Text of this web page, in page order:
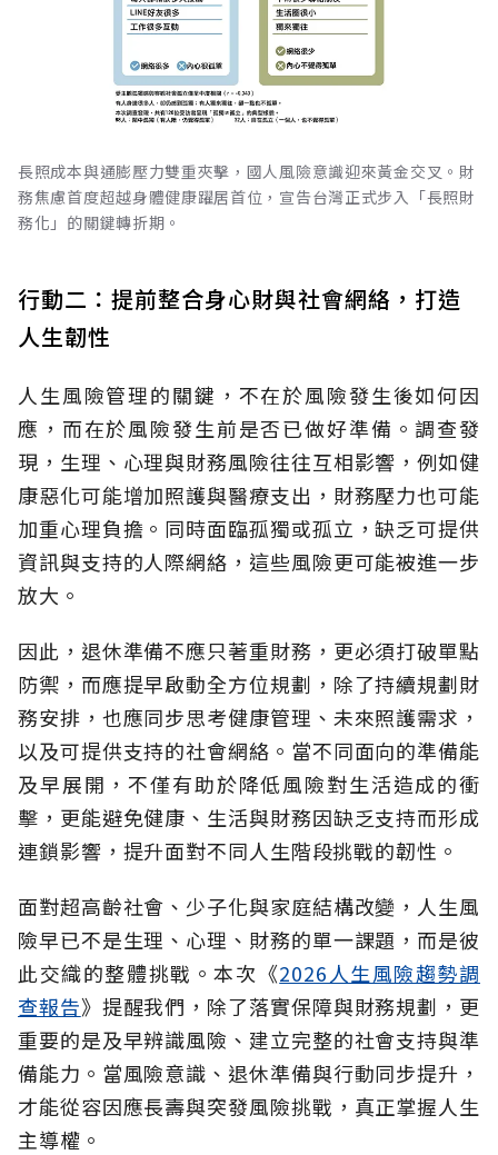
長照成本與通膨壓力雙重夾擊，國人風險意識迎來黃金交叉。財
務焦慮首度超越身體健康躍居首位，宣告台灣正式步入「長照財
務化」的關鍵轉折期。
行動二：提前整合身心財與社會網絡，打造
人生韌性
人生風險管理的關鍵，不在於風險發生後如何因
應，而在於風險發生前是否已做好準備。調查發
現，生理、心理與財務風險往往互相影響，例如健
康惡化可能增加照護與醫療支出，財務壓力也可能
加重心理負擔。同時面臨孤獨或孤立，缺乏可提供
資訊與支持的人際網絡，這些風險更可能被進一步
放大。
因此，退休準備不應只著重財務，更必須打破單點
防禦，而應提早啟動全方位規劃，除了持續規劃財
務安排，也應同步思考健康管理、未來照護需求，
以及可提供支持的社會網絡。當不同面向的準備能
及早展開，不僅有助於降低風險對生活造成的衝
擊，更能避免健康、生活與財務因缺乏支持而形成
連鎖影響，提升面對不同人生階段挑戰的韌性。
面對超高齡社會、少子化與家庭結構改變，人生風
險早已不是生理、心理、財務的單一課題，而是彼
此交織的整體挑戰。本次《2026人生風險趨勢調
查報告》提醒我們，除了落實保障與財務規劃，更
重要的是及早辨識風險、建立完整的社會支持與準
備能力。當風險意識、退休準備與行動同步提升，
才能從容因應長壽與突發風險挑戰，真正掌握人生
主導權。